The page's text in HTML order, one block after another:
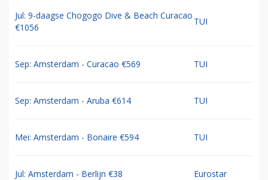
Jul: 9-daagse Chogogo Dive & Beach Curacao
€1056
TUI
Sep: Amsterdam - Curacao €569 TUI
Sep: Amsterdam - Aruba €614 TUI
Mei: Amsterdam - Bonaire €594 TUI
Jul: Amsterdam - Berlijn €38 Eurostar